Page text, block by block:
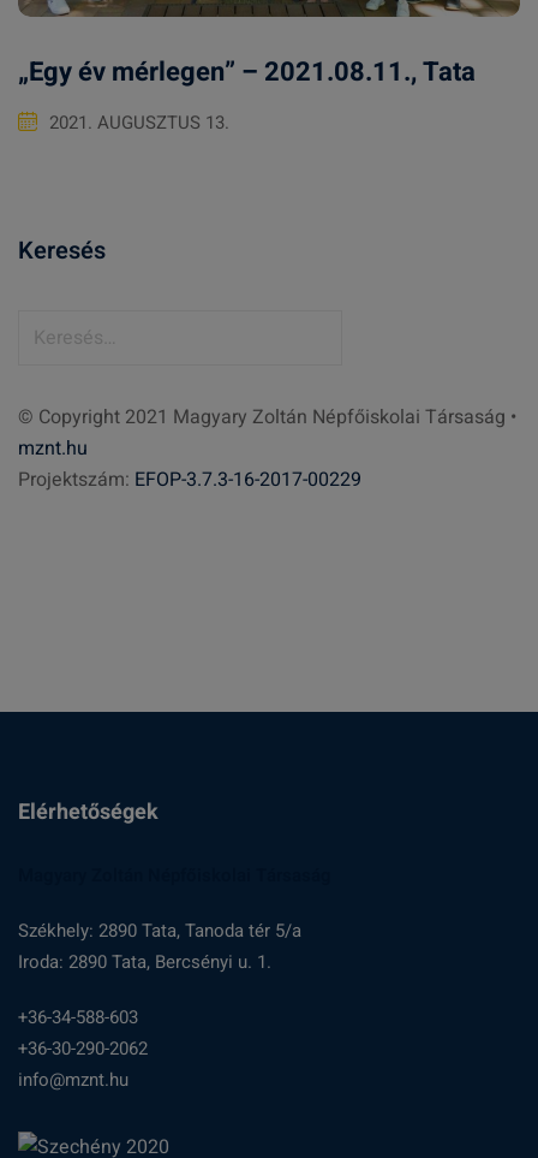
„Egy év mérlegen” – 2021.08.11., Tata
2021. AUGUSZTUS 13.
Keresés
e
s
é
© Copyright 2021 Magyary Zoltán Népfőiskolai Társaság •
mznt.hu
Projektszám: EFOP-3.7.3-16-2017-00229
Elérhetőségek
Székhely: 2890 Tata, Tanoda tér 5/a
Iroda: 2890 Tata, Bercsényi u. 1.
+36-34-588-603
+36-30-290-2062
info@mznt.hu